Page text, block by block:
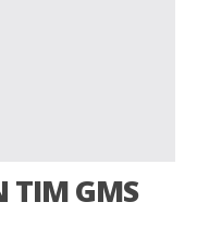
TIM GMS